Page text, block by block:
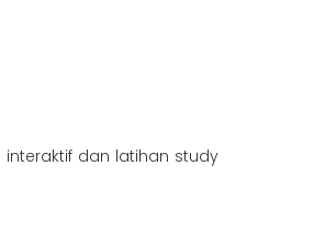
dan latihan study